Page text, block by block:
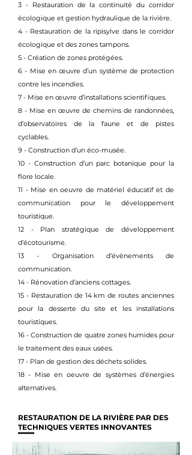
3 - Restauration de la continuité du corridor
écologique et gestion hydraulique de la rivière.
4 - Restauration de la ripisylve dans le corridor
écologique et des zones tampons.
5 - Création de zones protégées.
6 - Mise en œuvre d’un système de protection
contre les incendies.
7 - Mise en œuvre d’installations scientifiques.
8 - Mise en œuvre de chemins de randonnées,
d’observatoires de la faune et de pistes
cyclables.
9 - Construction d’un éco-musée.
10 - Construction d’un parc botanique pour la
flore locale.
11 - Mise en oeuvre de matériel éducatif et de
communication pour le développement
touristique.
12 - Plan stratégique de développement
d’écotourisme.
13 - Organisation d’évènements de
communication.
14 - Rénovation d’anciens cottages.
15 - Restauration de 14 km de routes anciennes
pour la desserte du site et les installations
touristiques.
16 - Construction de quatre zones humides pour
le traitement des eaux usées.
17 - Plan de gestion des déchets solides.
18 - Mise en oeuvre de systèmes d’énergies
alternatives.
RESTAURATION DE LA RIVIÈRE PAR DES
TECHNIQUES VERTES INNOVANTES